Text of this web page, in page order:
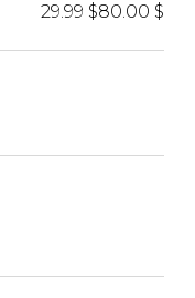
29.99 $80.00 $